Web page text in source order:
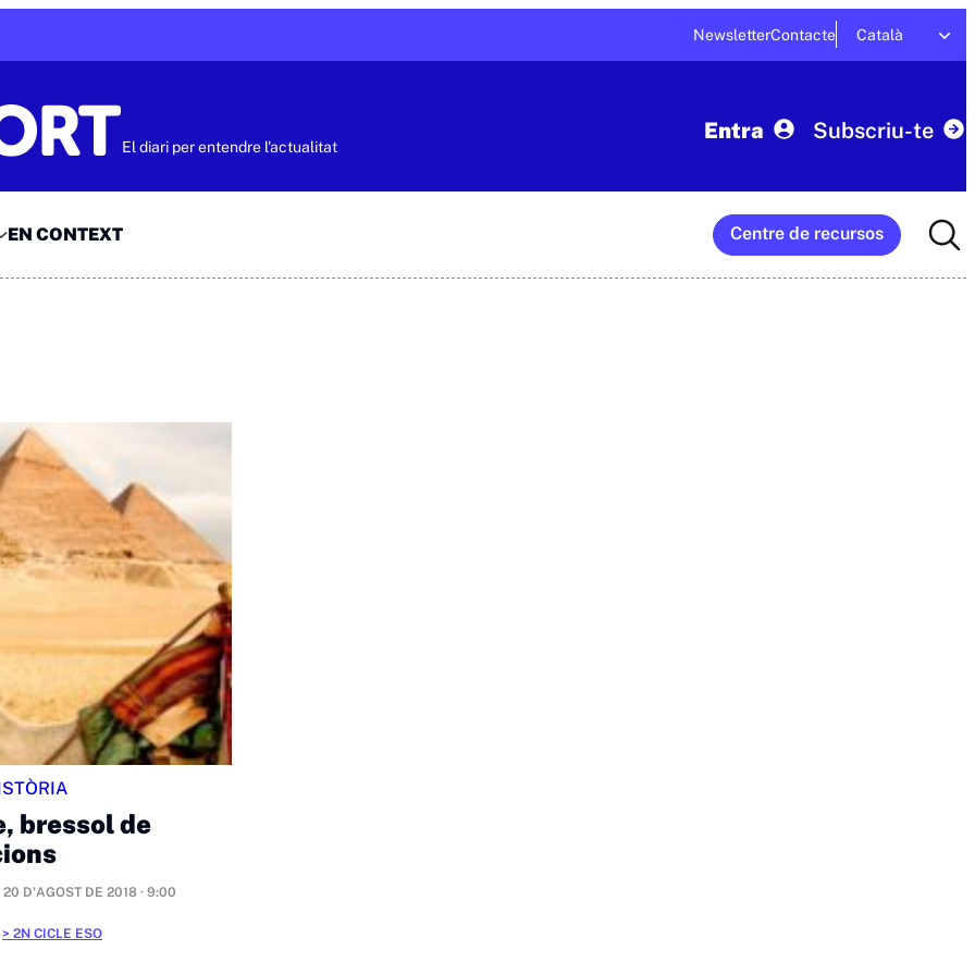
NewsletterContacte Català
El diari per entendre l'actualitat
Entra Subscriu-te
EN CONTEXT Centre de recursos
for:
bressol de
20 D'AGOST DE 2018 · 9:00
2N CICLE ESO